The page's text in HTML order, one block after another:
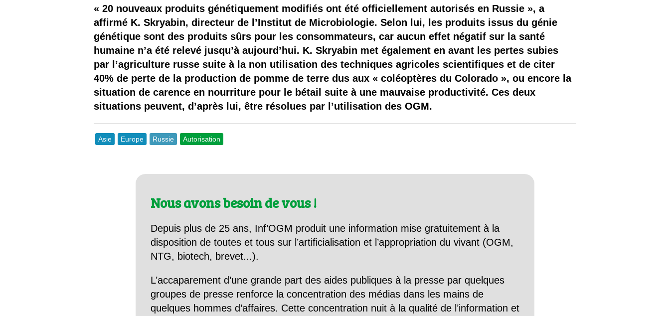
Il y a semence…. et semence
Quels sont les avantages et les inconvénients des OGM ?
« 20 nouveaux produits génétiquement modifiés ont été officiellement autorisés en Russie », a
affirmé K. Skryabin, directeur de l’Institut de Microbiologie. Selon lui, les produits issus du génie
génétique sont des produits sûrs pour les consommateurs, car aucun effet négatif sur la santé
humaine n’a été relevé jusqu’à aujourd’hui. K. Skryabin met également en avant les pertes subies
par l’agriculture russe suite à la non utilisation des techniques agricoles scientifiques et de citer
40% de perte de la production de pomme de terre dus aux « coléoptères du Colorado », ou encore la
situation de carence en nourriture pour le bétail suite à une mauvaise productivité. Ces deux
situations peuvent, d’après lui, être résolues par l’utilisation des OGM.
Asie Europe Russie Autorisation
Nous avons besoin de vous !
Depuis plus de 25 ans, Inf’OGM produit une information mise gratuitement à la
disposition de toutes et tous sur l’artificialisation et l’appropriation du vivant (OGM,
NTG, biotech, brevet...).
L’accaparement d’une grande part des aides publiques à la presse par quelques
groupes de presse renforce la concentration des médias dans les mains de
quelques hommes d’affaires. Cette concentration nuit à la qualité de l’information et